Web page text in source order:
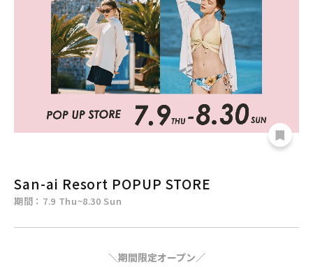
San-ai Resort POPUP STORE
期間：7.9 Thu~8.30 Sun
＼期間限定オープン／